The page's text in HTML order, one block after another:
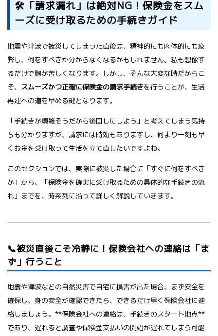
🛠️「請求漏れ」は絶対NG！保険金をスム
ーズに受け取るための手続きガイド
地震や津波で被災してしまった直後は、精神的にも肉体的にも疲
弊し、何をすべきか分からなくなるかもしれません。私も想像す
るだけで胸が苦しくなります。しかし、そんな大変な時だからこ
そ、
スムーズかつ正確に保険金の請求手続きを行うことが、生活
再建への道を早める鍵となります。
「手続きが煩雑そうだから後回しにしよう」と考えてしまう気持
ちも分かりますが、請求には時効もありますし、何より一刻も早
くお金を受け取って生活を立て直したいですよね。
このセクションでは、実際に被災した場合に「すぐに何をすべき
か」から、「保険金を確実に受け取るための具体的な手続きの流
れ」までを、時系列に沿って詳しく解説していきます。
📞被災直後こそ冷静に！保険会社への連絡は「ま
ず」行うこと
地震や津波などの自然災害で自宅に損害が出た場合、まず安全を
確保し、身の安全が確認できたら、できるだけ早く保険会社に連
絡しましょう。**保険会社への連絡は、手続きのスタート地点**
であり、遅れると調査や保険金支払いの開始が遅れてしまう可能